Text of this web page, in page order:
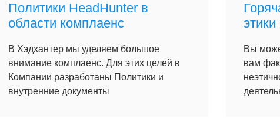
Политики HeadHunter в
области комплаенс
В Хэдхантер мы уделяем большое
внимание комплаенс. Для этих целей в
Компании разработаны Политики и
внутренние документы
Вы
вам